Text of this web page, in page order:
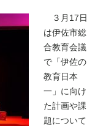
３月17日
は伊佐市総
合教育会議
で「伊佐の
教育日本
一」に向け
た計画や課
題について